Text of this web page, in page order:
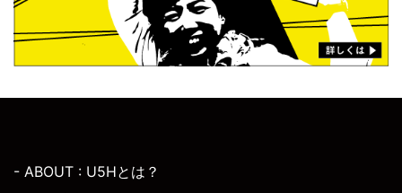
- ABOUT : U5Hとは？